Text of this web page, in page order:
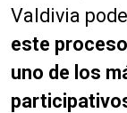
Valdivia
este
uno de los